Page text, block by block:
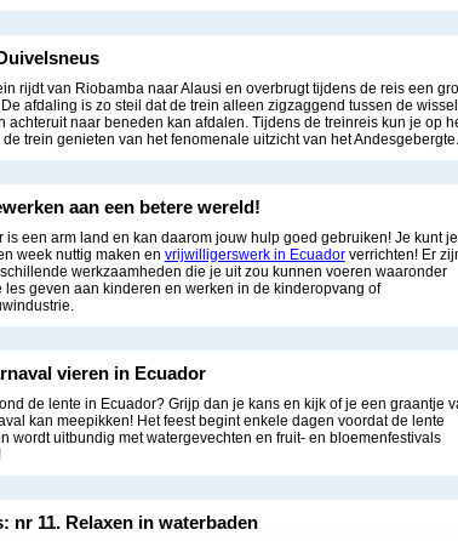
rijdt van Riobamba naar Alausi en overbrugt tijdens de reis een
afdaling is zo steil dat de trein alleen zigzaggend tussen de
achteruit naar beneden kan afdalen. Tijdens de treinreis kun je op
de trein genieten van het fenomenale uitzicht van het Andesgebergte.
aan een betere wereld!
is een arm land en kan daarom jouw hulp goed gebruiken! Je kunt je
week nuttig maken en vrijwilligerswerk in Ecuadorverrichten! Er
werkzaamheden die je uit zou kunnen voeren waaronder
les geven aan kinderen en werken in de kinderopvang of
vieren in Ecuador
de lente in Ecuador? Grijp dan je kans en kijk of je een graantje
kan meepikken! Het feest begint enkele dagen voordat de lente
wordt uitbundig met watergevechten en fruit- en bloemenfestivals
nr 11. Relaxen in waterbaden